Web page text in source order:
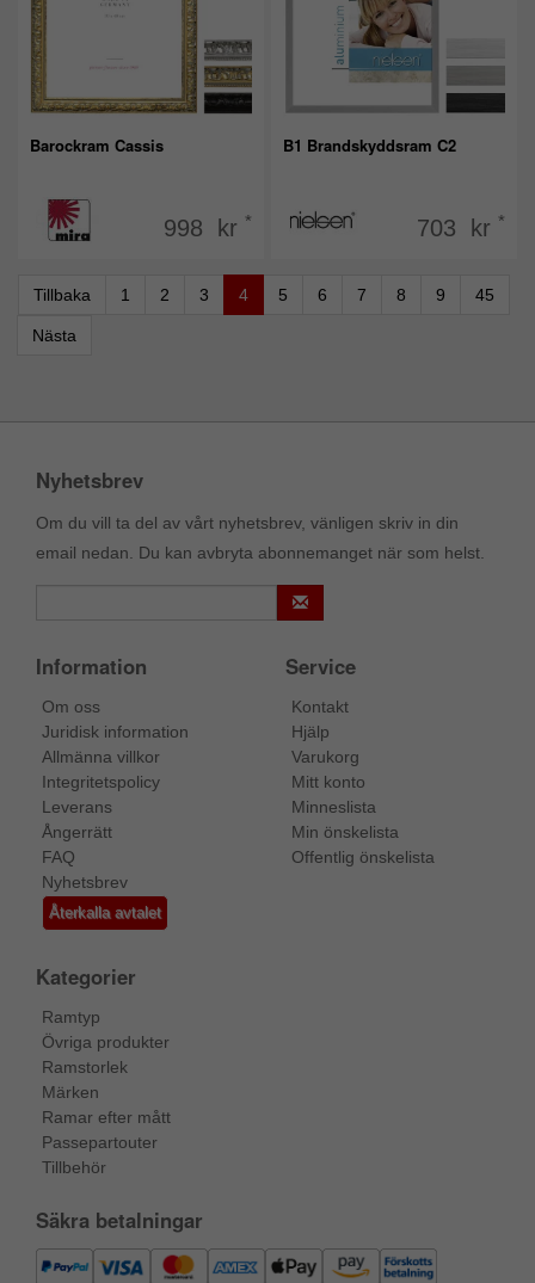
Barockram Cassis
998 kr *
B1 Brandskyddsram C2
703 kr *
Tillbaka 1 2 3 4 5 6 7 8 9 45
Nästa
Nyhetsbrev
Om du vill ta del av vårt nyhetsbrev, vänligen skriv in din
email nedan. Du kan avbryta abonnemanget när som helst.
Information
Om oss
Juridisk information
Allmänna villkor
Integritetspolicy
Leverans
Ångerrätt
FAQ
Nyhetsbrev
Återkalla avtalet
Service
Kontakt
Hjälp
Varukorg
Mitt konto
Minneslista
Min önskelista
Offentlig önskelista
Kategorier
Ramtyp
Övriga produkter
Ramstorlek
Märken
Ramar efter mått
Passepartouter
Tillbehör
Säkra betalningar